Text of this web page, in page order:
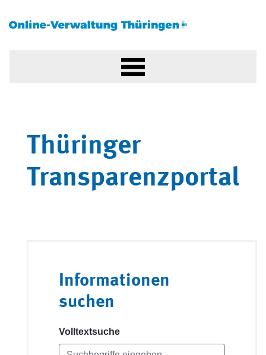
Thüringer
Transparenzportal
Informationen
suchen
Volltextsuche